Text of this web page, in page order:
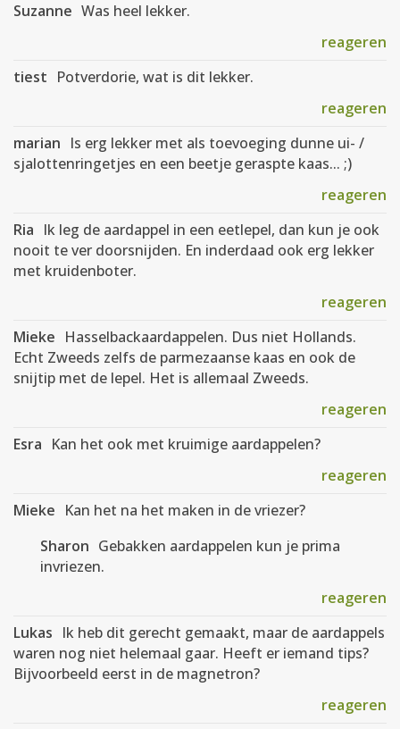
Suzanne Was heel lekker.
reageren
tiest Potverdorie, wat is dit lekker.
reageren
marian Is erg lekker met als toevoeging dunne ui- /
sjalottenringetjes en een beetje geraspte kaas... ;)
reageren
Ria Ik leg de aardappel in een eetlepel, dan kun je ook
nooit te ver doorsnijden. En inderdaad ook erg lekker
met kruidenboter.
reageren
Mieke Hasselbackaardappelen. Dus niet Hollands.
Echt Zweeds zelfs de parmezaanse kaas en ook de
snijtip met de lepel. Het is allemaal Zweeds.
reageren
Esra Kan het ook met kruimige aardappelen?
reageren
Mieke Kan het na het maken in de vriezer?
Sharon Gebakken aardappelen kun je prima
invriezen.
reageren
Lukas Ik heb dit gerecht gemaakt, maar de aardappels
waren nog niet helemaal gaar. Heeft er iemand tips?
Bijvoorbeeld eerst in de magnetron?
reageren